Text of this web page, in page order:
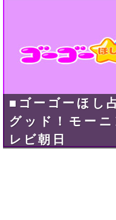
■ゴーゴーほし
グッド！モー
レビ朝日